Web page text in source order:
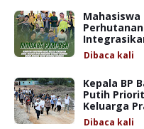
Mahasiswa
Dibaca kali
Kepala BP
Putih
Keluarga
Dibaca kali